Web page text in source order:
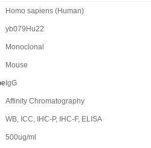
Homo sapiens (Human)
yb079Hu22
Monoclonal
Mouse
IgG
Affinity Chromatography
WB, ICC, IHC-P, IHC-F, ELISA
500ug/ml